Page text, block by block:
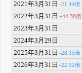
2021年3月31日 -21.44倍
2022年3月31日 +44.38倍
2023年3月31日
2024年3月29日
2025年3月31日 -28.15倍
2026年3月31日 -22.92倍